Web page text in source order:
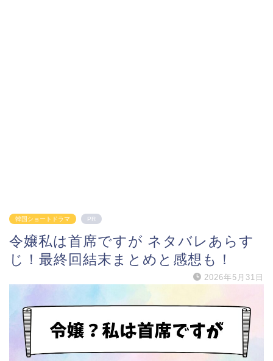
韓国ショートドラマ PR
令嬢私は首席ですが ネタバレあらす
じ！最終回結末まとめと感想も！
2026年5月31日